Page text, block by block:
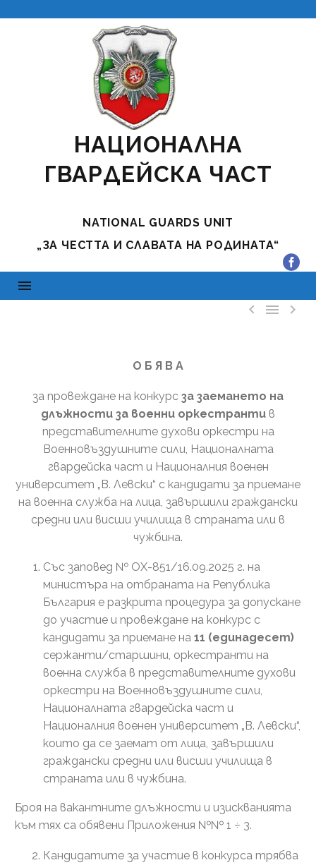
НАЦИОНАЛНА
ГВАРДЕЙСКА ЧАСТ
NATIONAL GUARDS UNIT
„ЗА ЧЕСТТА И СЛАВАТА НА РОДИНАТА“
  
О Б Я В А
за провеждане на конкурс за заемането на
длъжности за военни оркестранти в
представителните духови оркестри на
Военновъздушните сили, Националната
гвардейска част и Националния военен
университет „В. Левски“ с кандидати за приемане
на военна служба на лица, завършили граждански
средни или висши училища в страната или в
чужбина.
Със заповед № ОХ-851/16.09.2025 г. на
министъра на отбраната на Република
България е разкрита процедура за допускане
до участие и провеждане на конкурс с
кандидати за приемане на 11 (единадесет)
сержанти/старшини, оркестранти на
военна служба в представителните духови
оркестри на Военновъздушните сили,
Националната гвардейска част и
Националния военен университет „В. Левски“,
които да се заемат от лица, завършили
граждански средни или висши училища в
страната или в чужбина.
Броя на вакантните длъжности и изискванията
към тях са обявени Приложения №№ 1 ÷ 3.
Кандидатите за участие в конкурса трябва